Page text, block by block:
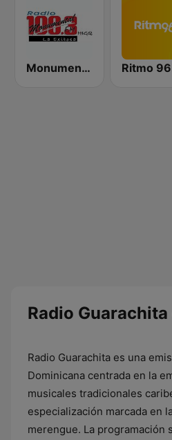
Monumental 100.3 FM
Radio
Radio Guarachita es una
Dominicana centrada en la
musicales tradicionales
especialización marcada en
merengue. La programación